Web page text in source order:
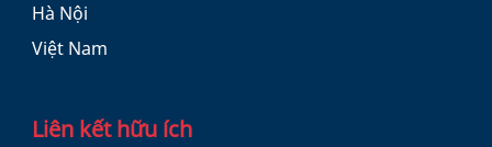
Hà Nội
Việt Nam
Liên kết hữu ích